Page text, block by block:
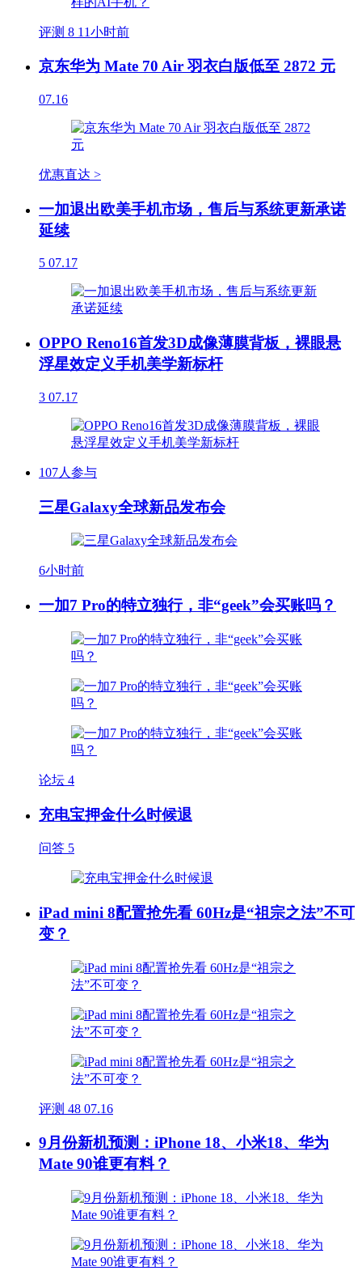
评测 8 11小时前
京东华为 Mate 70 Air 羽衣白版低至 2872 元
07.16
优惠直达 >
一加退出欧美手机市场，售后与系统更新承诺
延续
5 07.17
OPPO Reno16首发3D成像薄膜背板，裸眼悬
浮星效定义手机美学新标杆
3 07.17
107人参与
三星Galaxy全球新品发布会
6小时前
一加7 Pro的特立独行，非“geek”会买账吗？
论坛 4
充电宝押金什么时候退
问答 5
iPad mini 8配置抢先看 60Hz是“祖宗之法”不可
变？
评测 48 07.16
9月份新机预测：iPhone 18、小米18、华为
Mate 90谁更有料？